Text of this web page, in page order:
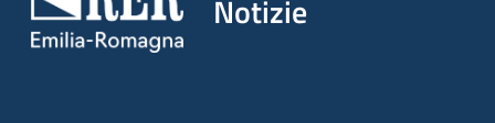
Notizie